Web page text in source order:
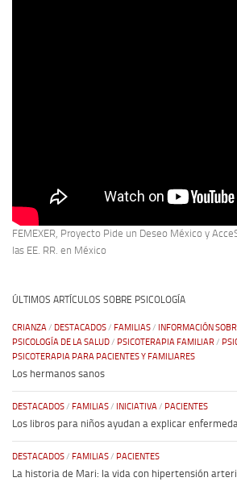
FEMEXER, Proyecto Pide un Deseo México y
las EE. RR. en México
ÚLTIMOS ARTÍCULOS SOBRE PSICOLOGÍA
CRIANZA/ DESTACADOS/ FAMILIAS/ INFORMACIÓN
PSICOLOGÍA DE LA SALUD/ PSICOTERAPIA FAMILIAR/
PSICOTERAPIA PARA PACIENTES Y FAMILIARES
Los hermanos sanos
DESTACADOS/ FAMILIAS/ INICIATIVA/ PACIENTES
Los libros para niños ayudan a explicar
DESTACADOS/ FAMILIAS/ PACIENTES
La historia de Mari: la vida con hipertensión